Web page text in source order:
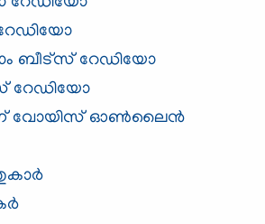
ബീട്സ് റേഡിയോ
റേഡിയോ
വോയിസ്‌ ഓണ്‍ലൈന്‍